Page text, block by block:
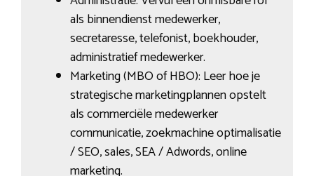
als binnendienst medewerker,
secretaresse, telefonist, boekhouder,
administratief medewerker.
Marketing (MBO of HBO): Leer hoe je
strategische marketingplannen opstelt
als commerciële medewerker
communicatie, zoekmachine optimalisatie
/ SEO, sales, SEA / Adwords, online
marketing.